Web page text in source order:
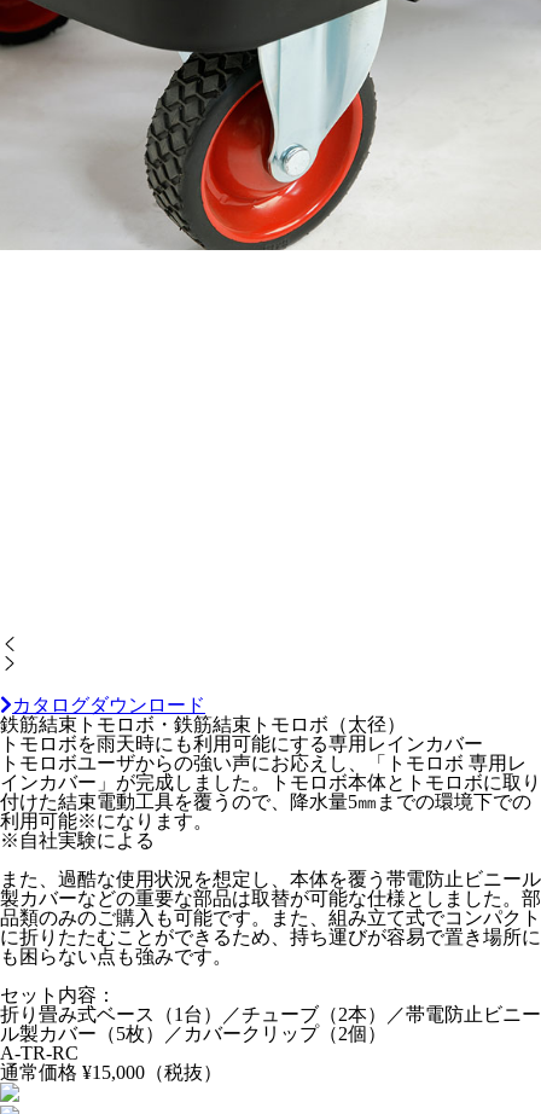
カタログダウンロード
鉄筋結束トモロボ・鉄筋結束トモロボ（太径）
トモロボを雨天時にも利用可能にする専用レインカバー
トモロボユーザからの強い声にお応えし、「トモロボ 専用レ
インカバー」が完成しました。トモロボ本体とトモロボに取り
付けた結束電動工具を覆うので、降水量5㎜までの環境下での
利用可能※になります。
※自社実験による
また、過酷な使用状況を想定し、本体を覆う帯電防止ビニール
製カバーなどの重要な部品は取替が可能な仕様としました。部
品類のみのご購入も可能です。また、組み立て式でコンパクト
に折りたたむことができるため、持ち運びが容易で置き場所に
も困らない点も強みです。
セット内容：
折り畳み式ベース（1台）／チューブ（2本）／帯電防止ビニー
ル製カバー（5枚）／カバークリップ（2個）
A-TR-RC
通常価格 ¥15,000 （税抜）